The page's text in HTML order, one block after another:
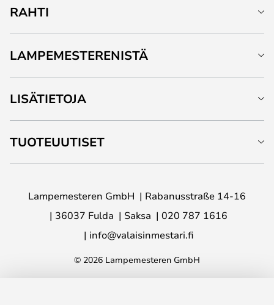
RAHTI
LAMPEMESTERENISTÄ
LISÄTIETOJA
TUOTEUUTISET
Lampemesteren GmbH
Rabanusstraße 14-16
36037 Fulda
Saksa
020 787 1616
info@valaisinmestari.fi
© 2026 Lampemesteren GmbH